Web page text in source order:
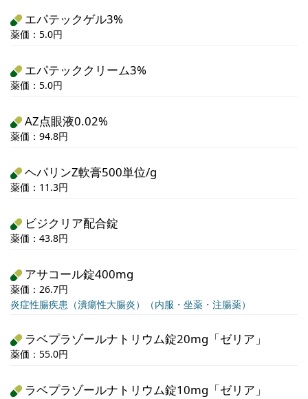
エパテックゲル3%
薬価：5.0円
エパテッククリーム3%
薬価：5.0円
AZ点眼液0.02%
薬価：94.8円
ヘパリンZ軟膏500単位/g
薬価：11.3円
ビジクリア配合錠
薬価：43.8円
アサコール錠400mg
薬価：26.7円
炎症性腸疾患（潰瘍性大腸炎）（内服・坐薬・注腸薬）
ラベプラゾールナトリウム錠20mg「ゼリア」
薬価：55.0円
ラベプラゾールナトリウム錠10mg「ゼリア」